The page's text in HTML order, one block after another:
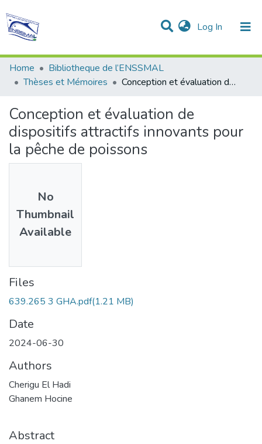
Log In (current)
Statistics
Communities & Collections
All of DSpace
Home
Bibliotheque de l’ENSSMAL
Thèses et Mémoires
Conception et évaluation de dispositifs attractifs innovants pour la pêche de poissons
Conception et évaluation de
dispositifs attractifs innovants pour
la pêche de poissons
No
Thumbnail
Available
Files
639.265 3 GHA.pdf(1.21 MB)
Date
2024-06-30
Authors
Cherigu El Hadi
Ghanem Hocine
Abstract